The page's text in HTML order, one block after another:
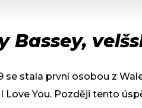
Bassey,
se stala první osobou z
Love You. Později tento